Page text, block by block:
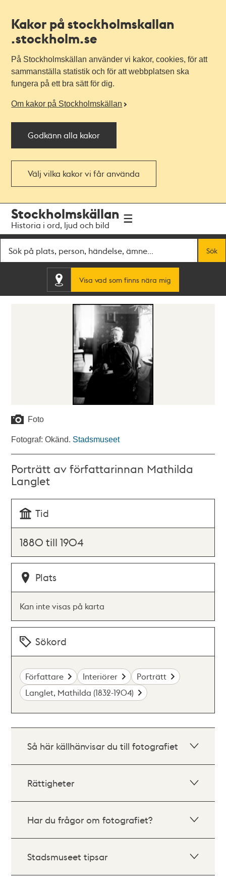
Kakor på stockholmskallan
.stockholm.se
På Stockholmskällan använder vi kakor, cookies, för att
sammanställa statistik och för att webbplatsen ska
fungera på ett bra sätt för dig.
Om kakor på Stockholmskällan
Godkänn alla kakor
Välj vilka kakor vi får använda
navigationen
huvudinnehållet
Stockholmskällan
Historia i ord, ljud och bild
Sök
Visa vad som finns nära mig
Foto
Fotograf: Okänd. Stadsmuseet
Porträtt av författarinnan Mathilda
Langlet
Tid
1880 till 1904
Plats
Kan inte visas på karta
Sökord
Författare Interiörer
Porträtt
Langlet, Mathilda (1832-1904)
Så här källhänvisar du till fotografiet
Rättigheter
Har du frågor om fotografiet?
Stadsmuseet tipsar